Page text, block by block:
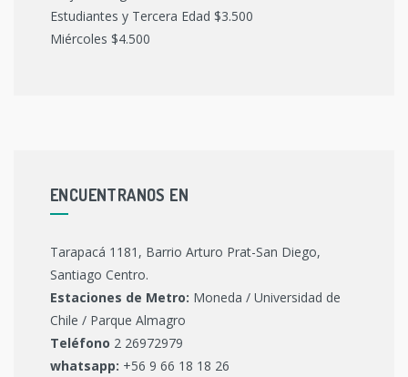
Estudiantes y Tercera Edad $3.500
Miércoles $4.500
ENCUENTRANOS EN
Tarapacá 1181, Barrio Arturo Prat-San Diego,
Santiago Centro.
Estaciones de Metro: Moneda / Universidad de
Chile / Parque Almagro
Teléfono 2 26972979
whatsapp: +56 9 66 18 18 26